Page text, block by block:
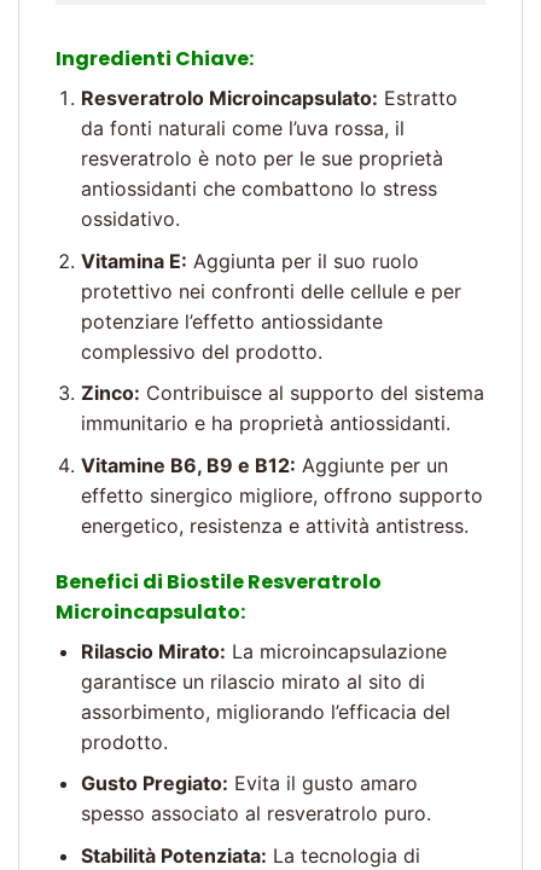
Ingredienti Chiave:
Resveratrolo Microincapsulato: Estratto
da fonti naturali come l’uva rossa, il
resveratrolo è noto per le sue proprietà
antiossidanti che combattono lo stress
ossidativo.
Vitamina E: Aggiunta per il suo ruolo
protettivo nei confronti delle cellule e per
potenziare l’effetto antiossidante
complessivo del prodotto.
Zinco: Contribuisce al supporto del sistema
immunitario e ha proprietà antiossidanti.
Vitamine B6, B9 e B12: Aggiunte per un
effetto sinergico migliore, offrono supporto
energetico, resistenza e attività antistress.
Benefici di Biostile Resveratrolo
Microincapsulato:
Rilascio Mirato: La microincapsulazione
garantisce un rilascio mirato al sito di
assorbimento, migliorando l’efficacia del
prodotto.
Gusto Pregiato: Evita il gusto amaro
spesso associato al resveratrolo puro.
Stabilità Potenziata: La tecnologia di